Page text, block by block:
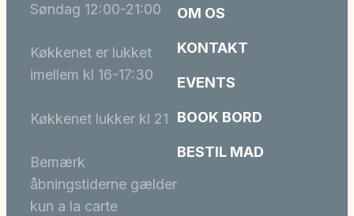
Søndag 12:00-21:00
Køkkenet er lukket
imellem kl 16-17:30
Køkkenet lukker kl 21
Bemærk
åbningstiderne gælder
kun a la carte
OM OS
KONTAKT
EVENTS
BOOK BORD
BESTIL MAD